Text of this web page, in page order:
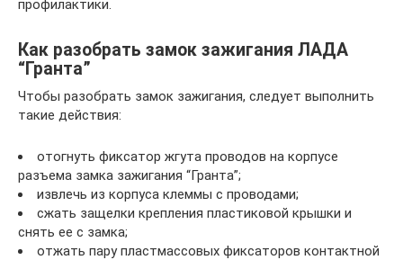
профилактики.
Как разобрать замок зажигания ЛАДА
“Гранта”
Чтобы разобрать замок зажигания, следует выполнить
такие действия:
отогнуть фиксатор жгута проводов на корпусе
разъема замка зажигания “Гранта”;
извлечь из корпуса клеммы с проводами;
сжать защелки крепления пластиковой крышки и
снять ее с замка;
отжать пару пластмассовых фиксаторов контактной